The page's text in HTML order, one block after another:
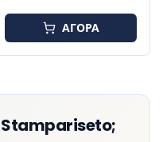
ΑΓΟΡΑ
Stampariseto;